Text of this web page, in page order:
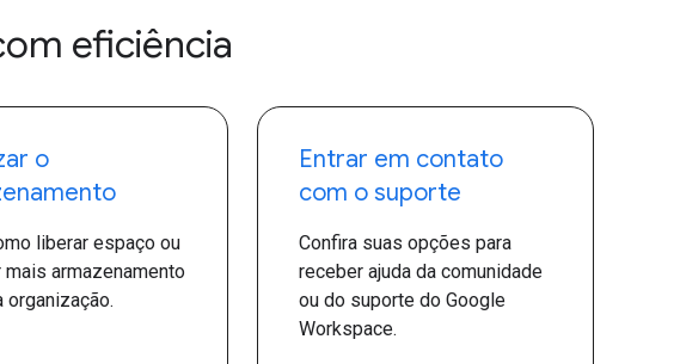
eficiência
o
liberar espaço ou
mais armazenamento
organização.
Entrar em contato
com o suporte
Confira suas opções para
receber ajuda da comunidade
ou do suporte do Google
Workspace.